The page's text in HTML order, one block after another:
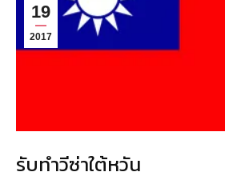
19
2017
รับทำวีซ่าใต้หวัน